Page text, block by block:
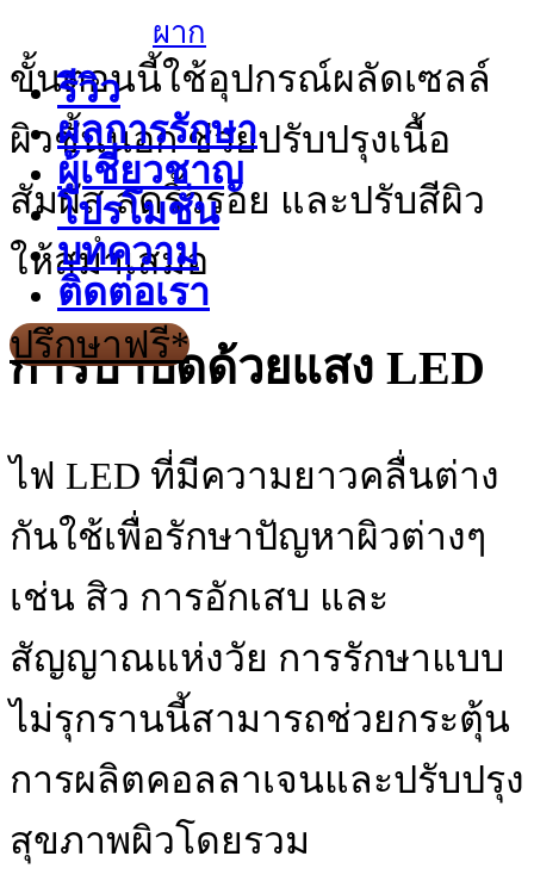
ผาก
รีวิว
ผลการรักษา
ผู้เชี่ยวชาญ
โปรโมชั่น
บทความ
ติดต่อเรา
ปรึกษาฟรี*
ขั้นตอนนี้ใช้อุปกรณ์ผลัดเซลล์
ผิวชั้นนอก ช่วยปรับปรุงเนื้อ
สัมผัส ลดริ้วรอย และปรับสีผิว
ให้สม่ําเสมอ
การบําบัดด้วยแสง LED
ไฟ LED ที่มีความยาวคลื่นต่าง
กันใช้เพื่อรักษาปัญหาผิวต่างๆ
เช่น สิว การอักเสบ และ
สัญญาณแห่งวัย การรักษาแบบ
ไม่รุกรานนี้สามารถช่วยกระตุ้น
การผลิตคอลลาเจนและปรับปรุง
สุขภาพผิวโดยรวม